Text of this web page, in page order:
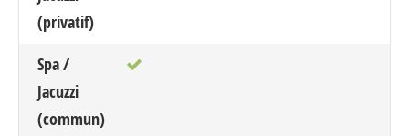
(privatif)
Spa /
Jacuzzi
(commun)